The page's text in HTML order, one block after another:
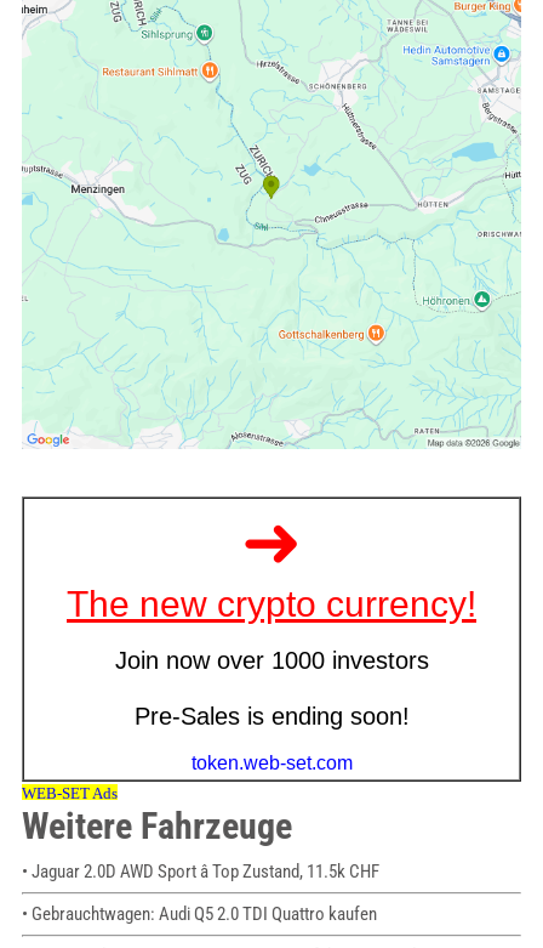
Weitere Fahrzeuge
• Jaguar 2.0D AWD Sport â Top Zustand, 11.5k CHF
• Gebrauchtwagen: Audi Q5 2.0 TDI Quattro kaufen